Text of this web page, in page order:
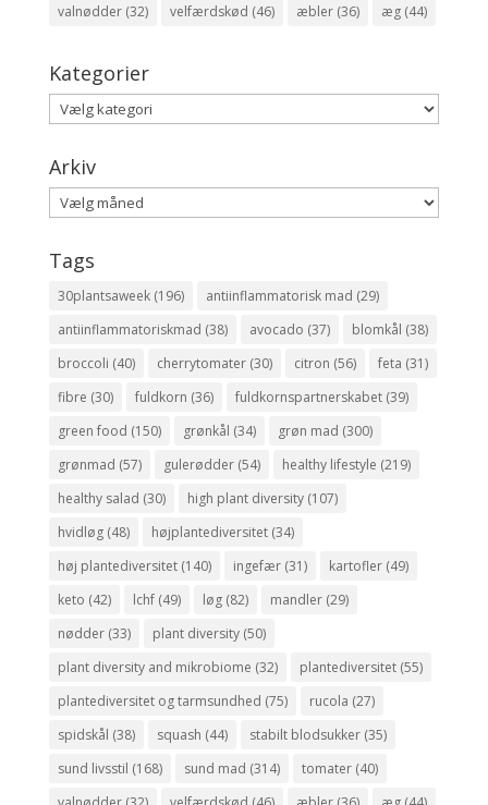
valnødder(32) velfærdskød (46) æbler(36) æg(44)
Kategorier
Kategorier
Arkiv
Arkiv
Tags
30plantsaweek(196) antiinflammatorisk mad (29)
antiinflammatoriskmad (38) avocado (37) blomkål (38)
broccoli (40) cherrytomater(30) citron (56) feta (31)
fibre (30) fuldkorn (36) fuldkornspartnerskabet(39)
green food (150) grønkål (34) grøn mad (300)
grønmad (57) gulerødder(54) healthy lifestyle (219)
healthy salad (30) high plant diversity(107)
hvidløg(48) højplantediversitet(34)
høj plantediversitet(140) ingefær(31) kartofler(49)
keto (42) lchf(49) løg(82) mandler(29)
nødder(33) plant diversity(50)
plant diversity and mikrobiome (32) plantediversitet(55)
plantediversitet og tarmsundhed (75) rucola (27)
spidskål (38) squash (44) stabilt blodsukker(35)
sund livsstil (168) sund mad (314) tomater(40)